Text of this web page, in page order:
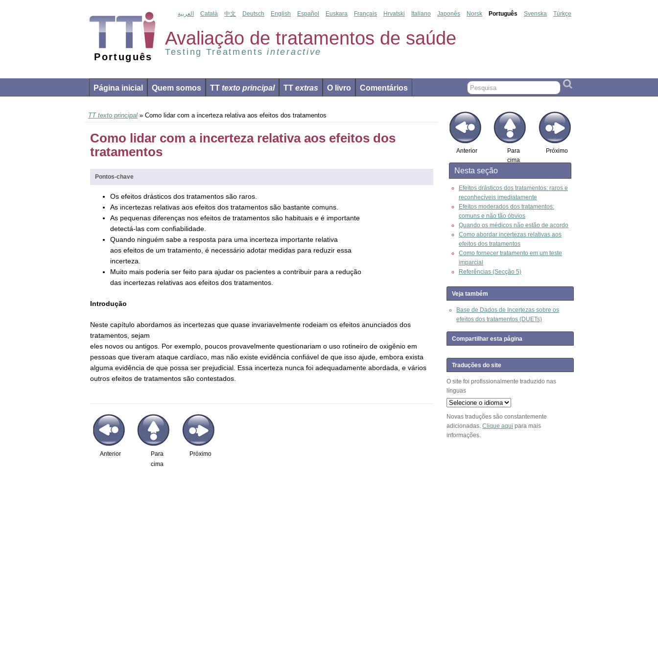
Português
Avaliação de tratamentos de saúde
Testing Treatmentsinteractive
العربية Català 中文 Deutsch English Español Euskara Français Hrvatski Italiano Japonês Norsk Português Svenska Türkçe
Página inicial Quem somos TT texto principal TT extras O livro Comentários
TT texto principal » Como lidar com a incerteza relativa aos efeitos dos tratamentos
Como lidar com a incerteza relativa aos efeitos dos
tratamentos
Pontos-chave
Os efeitos drásticos dos tratamentos são raros.
As incertezas relativas aos efeitos dos tratamentos são bastante comuns.
As pequenas diferenças nos efeitos de tratamentos são habituais e é importante
detectá-las com confiabilidade.
Quando ninguém sabe a resposta para uma incerteza importante relativa
aos efeitos de um tratamento, é necessário adotar medidas para reduzir essa
incerteza.
Muito mais poderia ser feito para ajudar os pacientes a contribuir para a redução
das incertezas relativas aos efeitos dos tratamentos.
Introdução
Neste capítulo abordamos as incertezas que quase invariavelmente rodeiam os efeitos anunciados dos
tratamentos, sejam
eles novos ou antigos. Por exemplo, poucos provavelmente questionariam o uso rotineiro de oxigênio em
pessoas que tiveram ataque cardíaco, mas não existe evidência confiável de que isso ajude, embora exista
alguma evidência de que possa ser prejudicial. Essa incerteza nunca foi adequadamente abordada, e vários
outros efeitos de tratamentos são contestados.
Para
cima
Anterior Próximo
Para
cima
Anterior Próximo
Nesta seção
Efeitos drásticos dos tratamentos: raros e
reconhecíveis imediatamente
Efeitos moderados dos tratamentos:
comuns e não tão óbvios
Quando os médicos não estão de acordo
Como abordar incertezas relativas aos
efeitos dos tratamentos
Como fornecer tratamento em um teste
imparcial
Referências (Secção 5)
Veja também
Base de Dados de Incertezas sobre os
efeitos dos tratamentos (DUETs)
Compartilhar esta página
Traduções do site
O site foi profissionalmente traduzido nas
línguas
Novas traduções são constantemente
adicionadas. Clique aqui para mais
informações.